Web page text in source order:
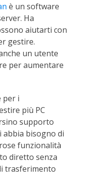
è un software
Ha
aiutarti con
gestire.
un utente
per aumentare
per i
più PC
supporto
abbia bisogno di
funzionalità
diretto senza
trasferimento